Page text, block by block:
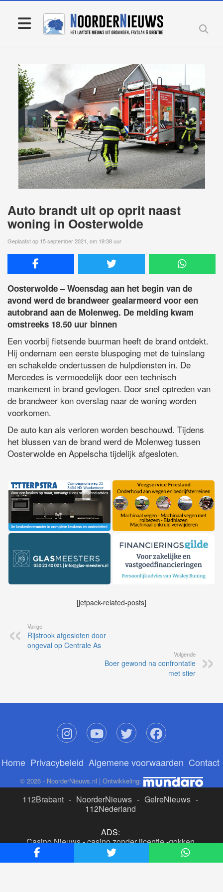
Auto brandt uit op oprit naast
woning in Oosterwolde
Geplaatst op 15 september 2021, om 19:38 uur
Oosterwolde – Woensdag aan het begin van de
avond werd de brandweer gealarmeerd voor een
autobrand aan de Molenweg. De melding kwam
omstreeks 18.50 uur binnen
Een voorbij fietsende buurman heeft de brand ontdekt.
Hij ondernam een eerste bluspoging met de tuinslang
en schakelde ondertussen de hulpdiensten in. De
Mercedes is vermoedelijk door een technisch
mankement in brand gevlogen. Door snel optreden van
de brandweer kon overslag naar de woning worden
voorkomen.
De auto kan als verloren worden beschouwd. Tijdens
het blussen van de brand werd de Molenweg tussen
Oosterwolde en Appelscha tijdelijk afgesloten.
[jetpack-related-posts]
Vorige
Rijstrook afgesloten door
ongeval op Centrale As
Volgende
Boer gewond na confrontatie
met stier
Home Privacybeleid Algemene voorwaarden Contact
© 2026 - NoorderNieuws.nl | Ontwikkeling:
112Brabant - NoorderNieuws - GelreNieuws -
112Nederland
ADS:
Casino Nieuws-casino zonder licentie-gokken
buitenlandse site
beste online casino nederland